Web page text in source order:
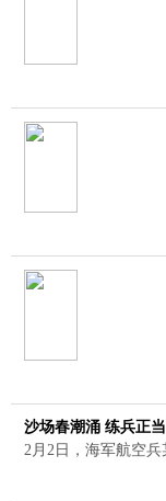
沙场春潮涌 练兵正
2月2日，海军航空